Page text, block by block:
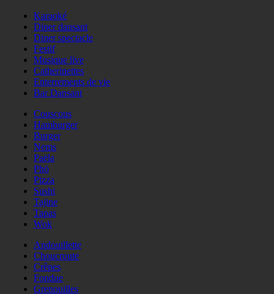
Karaoké
Diner dansant
Diner spectacle
Festif
Musique live
Catherinettes
Enterrements de vie
Bar Dansant
Couscous
Hamburger
Burger
Nems
Paëla
Phö
Pizza
Sushi
Tajine
Tapas
Wok
Andouillette
Choucroute
Crêpes
Fondue
Grenouilles